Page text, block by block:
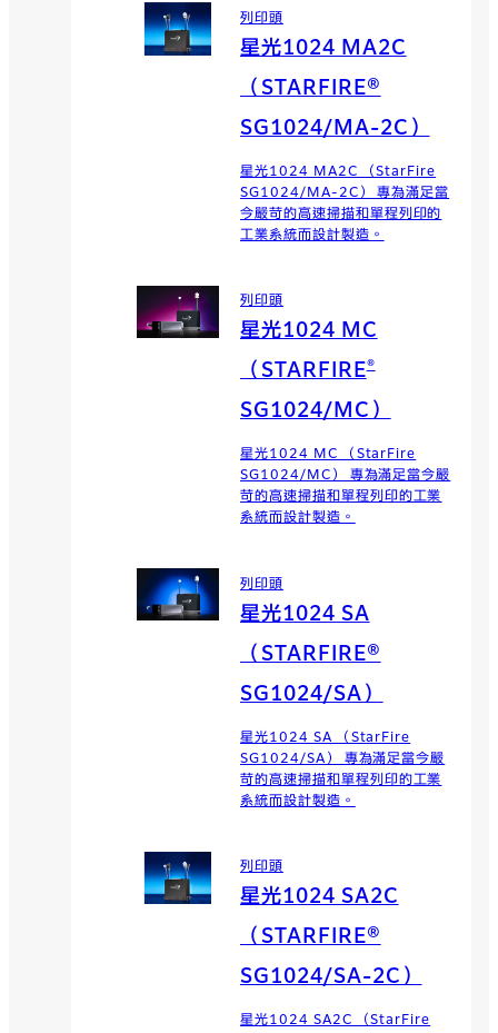
列印頭
星光1024 MA2C
（STARFIRE®
SG1024/MA-2C）
星光1024 MA2C （StarFire
SG1024/MA-2C） 專為滿足當
今嚴苛的高速掃描和單程列印的
工業系統而設計製造。
列印頭
星光1024 MC
（STARFIRE®
SG1024/MC）
星光1024 MC （StarFire
SG1024/MC） 專為滿足當今嚴
苛的高速掃描和單程列印的工業
系統而設計製造。
列印頭
星光1024 SA
（STARFIRE®
SG1024/SA）
星光1024 SA （StarFire
SG1024/SA） 專為滿足當今嚴
苛的高速掃描和單程列印的工業
系統而設計製造。
列印頭
星光1024 SA2C
（STARFIRE®
SG1024/SA-2C）
星光1024 SA2C （StarFire